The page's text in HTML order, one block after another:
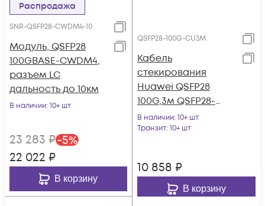
Распродажа
SNR-QSFP28-CWDM4-10
Модуль, QSFP28
100GBASE-CWDM4,
разъем LC
дальность до 10км
В наличии: 10+ шт
23 283 ₽-5%
22 022 ₽
В корзину
QSFP28-100G-CU3M
Кабель
стекирования
Huawei QSFP28
100G,3м QSFP28-
100G-CU3M
В наличии: 10+ шт
Транзит: 10+ шт
10 858 ₽
В корзину